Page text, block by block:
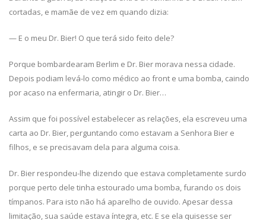
cortadas, e mamãe de vez em quando dizia:
— E o meu Dr. Bier! O que terá sido feito dele?
Porque bombardearam Berlim e Dr. Bier morava nessa cidade.
Depois podiam levá-lo como médico ao front e uma bomba, caindo
por acaso na enfermaria, atingir o Dr. Bier…
Assim que foi possível estabelecer as relações, ela escreveu uma
carta ao Dr. Bier, perguntando como estavam a Senhora Bier e
filhos, e se precisavam dela para alguma coisa.
Dr. Bier respondeu-lhe dizendo que estava completamente surdo
porque perto dele tinha estourado uma bomba, furando os dois
tímpanos. Para isto não há aparelho de ouvido. Apesar dessa
limitação, sua saúde estava íntegra, etc. E se ela quisesse ser